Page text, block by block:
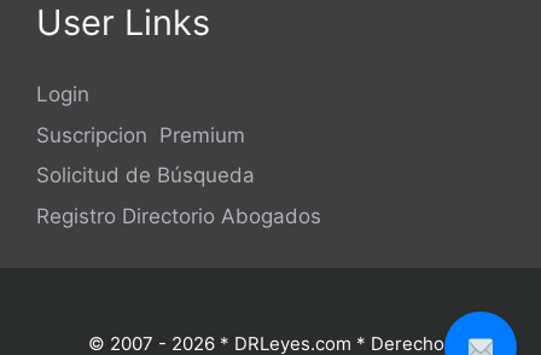
User Links
Login
Suscripcion Premium
Solicitud de Búsqueda
Registro Directorio Abogados
© 2007 - 2026 * DRLeyes.com * Derechos